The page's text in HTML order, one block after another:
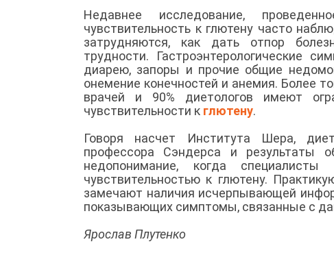
Недавнее исследование,
чувствительность к глютену часто
затрудняются, как дать отпор
трудности. Гастроэнтерологические
диарею, запоры и прочие общие
онемение конечностей и анемия. Более
врачей и 90% диетологов имеют
чувствительности к глютену.
Говоря насчет Института Шера,
профессора Сэндерса и результаты
недопонимание, когда
чувствительностью к глютену.
замечают наличия исчерпывающей
показывающих симптомы, связанные с
Ярослав Плутенко